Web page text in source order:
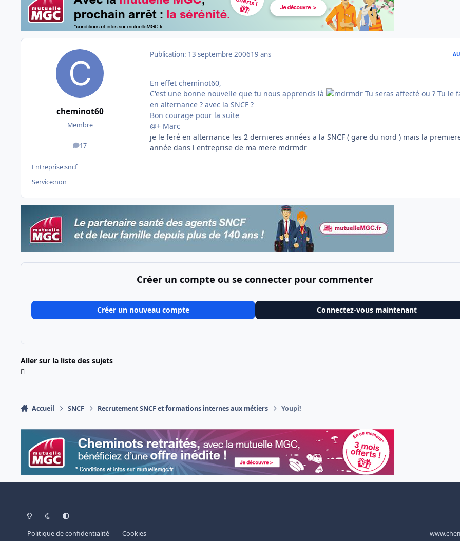
cheminot60
Membre
17
messages
Entreprise:sncf
Service:non
Publication: 13 septembre 200619 ans
En effet cheminot60,
C'est une bonne nouvelle que tu nous apprends là
Tu seras affecté ou ? Tu le
en alternance ? avec la SNCF ?
Bon courage pour la suite
@+ Marc
je le feré en alternance les 2 dernieres années a la SNCF ( gare du nord ) mais la
année dans l entreprise de ma mere mdrmdr
Créer un compte ou se connecter pour commenter
Créer un nouveau compte Connectez-vous maintenant
Aller sur la liste des sujets
Accueil SNCF Recrutement SNCF et formations internes aux métiers Youpi!
Light ModeDark ModeSystem Preference
Politique de confidentialité Cookies